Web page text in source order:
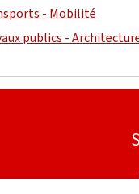
- Mobilité
publics -